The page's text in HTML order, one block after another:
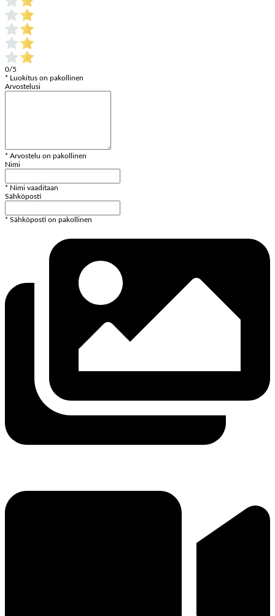
0/5
* Luokitus on pakollinen
Arvostelusi
* Arvostelu on pakollinen
Nimi
* Nimi vaaditaan
Sähköposti
* Sähköposti on pakollinen